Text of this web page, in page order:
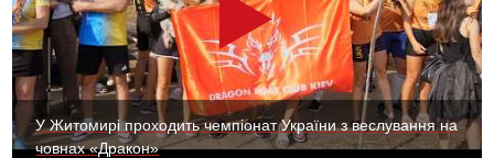
У Житомирі проходить чемпіонат України з веслування на
човнах «Дракон»